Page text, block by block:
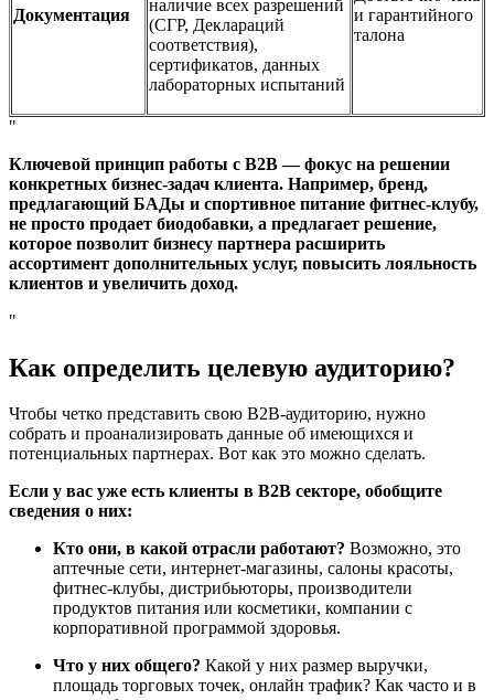
Документация
наличие всех разрешений
(СГР, Деклараций
соответствия),
сертификатов, данных
лабораторных испытаний
и гарантийного
талона
Ключевой принцип работы с B2B — фокус на решении
конкретных бизнес-задач клиента. Например, бренд,
предлагающий БАДы и спортивное питание фитнес-клубу,
не просто продает биодобавки, а предлагает решение,
которое позволит бизнесу партнера расширить
ассортимент дополнительных услуг, повысить лояльность
клиентов и увеличить доход.
Как определить целевую аудиторию?
Чтобы четко представить свою B2B-аудиторию, нужно
собрать и проанализировать данные об имеющихся и
потенциальных партнерах. Вот как это можно сделать.
Если у вас уже есть клиенты в В2В секторе, обобщите
сведения о них:
Кто они, в какой отрасли работают? Возможно, это
аптечные сети, интернет-магазины, салоны красоты,
фитнес-клубы, дистрибьюторы, производители
продуктов питания или косметики, компании с
корпоративной программой здоровья.
Что у них общего? Какой у них размер выручки,
площадь торговых точек, онлайн трафик? Как часто и в